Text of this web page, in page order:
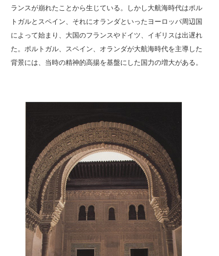
ランスが崩れたことから生じている。しかし大航海時代はポル
トガルとスペイン、それにオランダといったヨーロッパ周辺国
によって始まり、大国のフランスやドイツ、イギリスは出遅れ
た。ポルトガル、スペイン、オランダが大航海時代を主導した
背景には、当時の精神的高揚を基盤にした国力の増大がある。